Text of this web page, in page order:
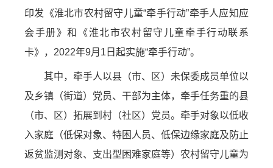
印发《淮北市农村留守儿童“牵手行动”牵手人应知应
会手册》和《淮北市农村留守儿童牵手行动联系
卡》，2022年9月1日起实施“牵手行动”。
其中，牵手人以县（市、区）未保委成员单位以
及乡镇（街道）党员、干部为主体，牵手任务重的县
（市、区）拓展到村（社区）党员。牵手对象以低收
入家庭（低保对象、特困人员、低保边缘家庭及防止
返贫监测对象、支出型困难家庭等）农村留守儿童为